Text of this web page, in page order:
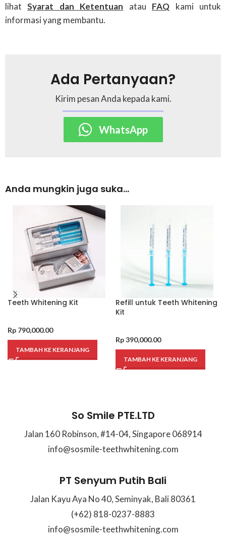
lihatSyarat dan Ketentuan atau FAQ kami untuk
informasi yang membantu.
Ada Pertanyaan?
Kirim pesan Anda kepada kami.
WhatsApp
Anda mungkin juga suka…
VIEW MORE
Teeth Whitening Kit
Rp 790,000.00
TAMBAH KE KERANJANG
Refill untuk Teeth Whitening
Kit
Rp390,000.00
TAMBAH KE KERANJANG
So Smile PTE.LTD
Jalan 160 Robinson, #14-04, Singapore 068914
info@sosmile-teethwhitening.com
PT Senyum Putih Bali
Jalan Kayu Aya No 40, Seminyak, Bali 80361
(+62) 818-0237-8883
info@sosmile-teethwhitening.com